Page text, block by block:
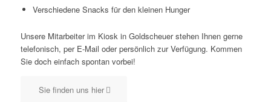
Verschiedene Snacks für den kleinen Hunger
Unsere Mitarbeiter im Kiosk in Goldscheuer stehen Ihnen gerne
telefonisch, per E-Mail oder persönlich zur Verfügung. Kommen
Sie doch einfach spontan vorbei!
Sie finden uns hier